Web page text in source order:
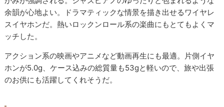
余韻が心地よい。ドラマティックな情景を描き出せるワイヤレ
スイヤホンだ。熱いロックンロール系の楽曲にもとてもよくマ
ッチした。
アクション系の映画やアニメなど動画再生にも最適。片側イヤ
ホンが5.0g、ケース込みの総質量も53gと軽いので、旅や出張
のお供にも活躍してくれそうだ。